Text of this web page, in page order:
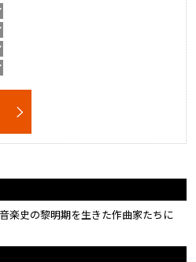
楽史の黎明期を生きた作曲家たちに